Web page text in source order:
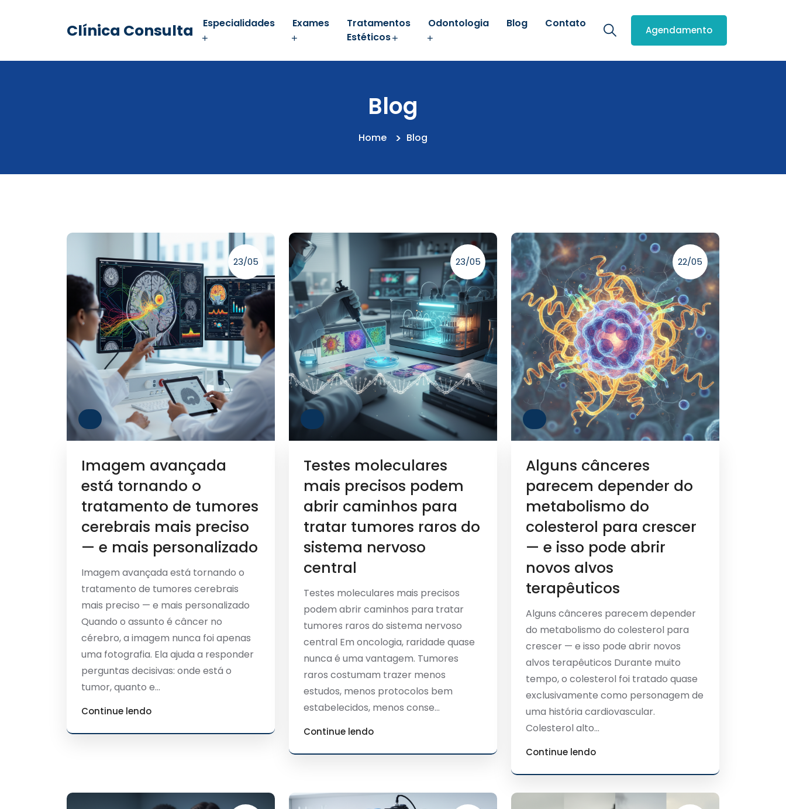
Clínica Consulta Especialidades Exames
Tratamentos
Estéticos
Odontologia Blog Contato
Agendamento
Blog
Home Blog
23/05
Imagem avançada
está tornando o
tratamento de tumores
cerebrais mais preciso
— e mais personalizado
Imagem avançada está tornando o
tratamento de tumores cerebrais
mais preciso — e mais personalizado
Quando o assunto é câncer no
cérebro, a imagem nunca foi apenas
uma fotografia. Ela ajuda a responder
perguntas decisivas: onde está o
tumor, quanto e...
Continue lendo
23/05
Testes moleculares
mais precisos podem
abrir caminhos para
tratar tumores raros do
sistema nervoso
central
Testes moleculares mais precisos
podem abrir caminhos para tratar
tumores raros do sistema nervoso
central Em oncologia, raridade quase
nunca é uma vantagem. Tumores
raros costumam trazer menos
estudos, menos protocolos bem
estabelecidos, menos conse...
Continue lendo
22/05
Alguns cânceres
parecem depender do
metabolismo do
colesterol para crescer
— e isso pode abrir
novos alvos
terapêuticos
Alguns cânceres parecem depender
do metabolismo do colesterol para
crescer — e isso pode abrir novos
alvos terapêuticos Durante muito
tempo, o colesterol foi tratado quase
exclusivamente como personagem de
uma história cardiovascular.
Colesterol alto...
Continue lendo